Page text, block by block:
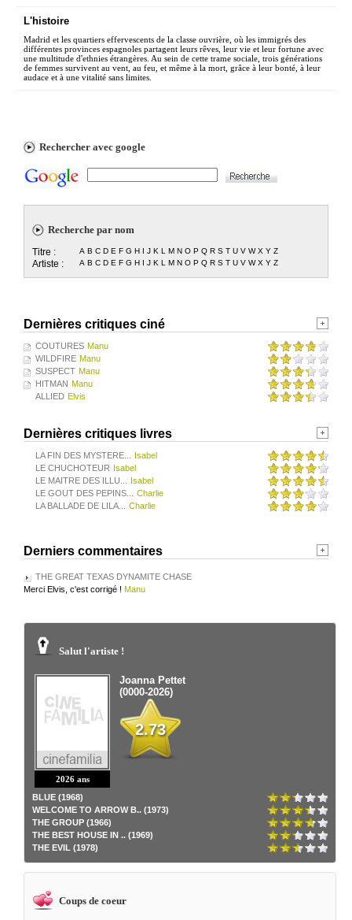
L'histoire
Madrid et les quartiers effervescents de la classe ouvrière, où les immigrés des
différentes provinces espagnoles partagent leurs rêves, leur vie et leur fortune avec
une multitude d'ethnies étrangères. Au sein de cette trame sociale, trois générations
de femmes survivent au vent, au feu, et même à la mort, grâce à leur bonté, à leur
audace et à une vitalité sans limites.
Rechercher avec google
Recherche par nom
Titre : A B C D E F G H I J K L M N O P Q R S T U V W X Y Z
Artiste : A B C D E F G H I J K L M N O P Q R S T U V W X Y Z
Dernières critiques ciné
COUTURES Manu
WILDFIRE Manu
SUSPECT Manu
HITMAN Manu
ALLIED Elvis
Dernières critiques livres
LA FIN DES MYSTERE...
Isabel
LE CHUCHOTEUR Isabel
LE MAITRE DES ILLU...
Isabel
LE GOUT DES PEPINS...
Charlie
LA BALLADE DE LILA...
Charlie
Derniers commentaires
THE GREAT TEXAS DYNAMITE CHASE
Merci Elvis, c'est corrigé ! Manu
Salut l'artiste !
2026 ans
Joanna Pettet
(0000-2026)
2.73
BLUE (1968)
WELCOME TO ARROW B.. (1973)
THE GROUP (1966)
THE BEST HOUSE IN .. (1969)
THE EVIL (1978)
Coups de coeur